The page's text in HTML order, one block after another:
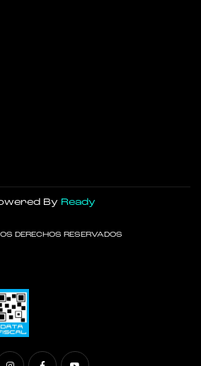
By Ready
DERECHOS RESERVADOS